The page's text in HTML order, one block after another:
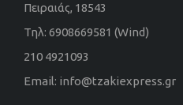
Πειραιάς, 18543
Τηλ: 6908669581 (Wind)
210 4921093
Email: info@tzakiexpress.gr